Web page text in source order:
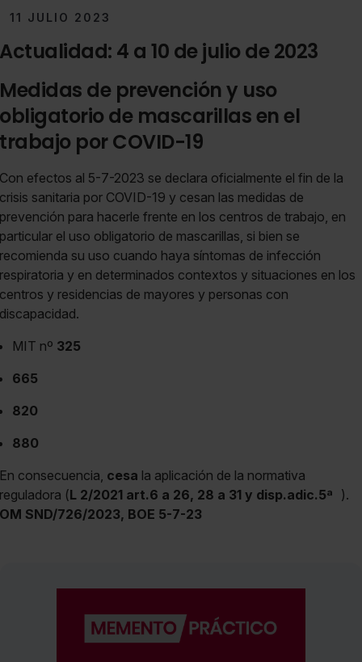
11 JULIO 2023
Actualidad: 4 a 10 de julio de 2023
Medidas de prevención y uso
obligatorio de mascarillas en el
trabajo por COVID-19
Con efectos al 5-7-2023 se declara oficialmente el fin de la
crisis sanitaria por COVID-19 y cesan las medidas de
prevención para hacerle frente en los centros de trabajo, en
particular el uso obligatorio de mascarillas, si bien se
recomienda su uso cuando haya síntomas de infección
respiratoria y en determinados contextos y situaciones en los
centros y residencias de mayores y personas con
discapacidad.
MIT nº 325
665
820
880
En consecuencia, cesa la aplicación de la normativa
reguladora (L 2/2021 art.6 a 26, 28 a 31 y disp.adic.5ª ).
OM SND/726/2023, BOE 5-7-23